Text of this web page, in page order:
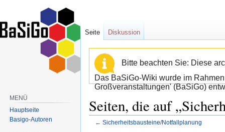
Bitte beachten Sie: Diese
Das BaSiGo-Wiki wurde im
Großveranstaltungen' (BaSiGo)
Seiten, die auf
← Sicherheitsbausteine/Notfallplanung
Seite Diskussion
MENÜ
Hauptseite
Basigo-Autoren